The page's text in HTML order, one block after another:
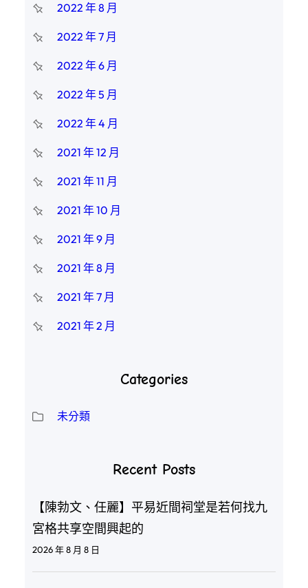
2022 年 8 月
2022 年 7 月
2022 年 6 月
2022 年 5 月
2022 年 4 月
2021 年 12 月
2021 年 11 月
2021 年 10 月
2021 年 9 月
2021 年 8 月
2021 年 7 月
2021 年 2 月
Categories
未分類
Recent Posts
【陳勃文、任麗】平易近間祠堂是若何找九
宮格共享空間興起的
2026 年 8 月 8 日